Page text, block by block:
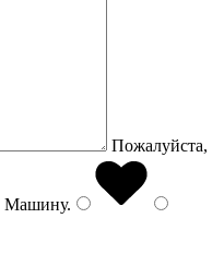
Пожалуйста,
Машину.